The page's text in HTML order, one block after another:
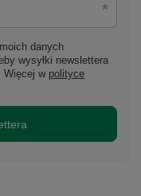
danych
wysyłki newslettera
Więcej w polityce